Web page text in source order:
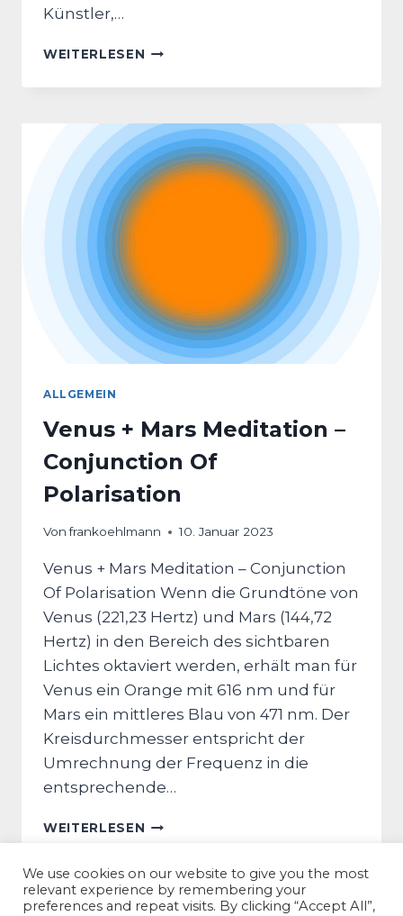
Künstler,…
WEITERLESEN WORKSHOP
INSTITUT
INTUITIONSTRAINING
KÖLN,
4.
FEBRUAR
2023
ALLGEMEIN
Venus + Mars Meditation –
Conjunction Of
Polarisation
Von frankoehlmann 10. Januar 2023
Venus + Mars Meditation – Conjunction
Of Polarisation Wenn die Grundtöne von
Venus (221,23 Hertz) und Mars (144,72
Hertz) in den Bereich des sichtbaren
Lichtes oktaviert werden, erhält man für
Venus ein Orange mit 616 nm und für
Mars ein mittleres Blau von 471 nm. Der
Kreisdurchmesser entspricht der
Umrechnung der Frequenz in die
entsprechende…
WEITERLESEN VENUS
MEDITATION
–
We use cookies on our website to give you the most
relevant experience by remembering your
preferences and repeat visits. By clicking “Accept All”,